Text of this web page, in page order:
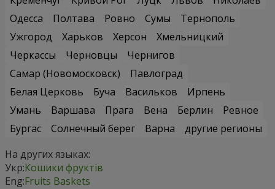
Одесса
Полтава Ровно Сумы
Тернополь
Ужгород
Харьков Херсон
Хмельницкий
Черкассы
Черновцы
Чернигов
Самар (Новомосковск)
Павлоград
Белая Церковь
Буча Васильков
Ирпень
Умань
Варшава Прага Вена Берлин
Ревное
Бургас
Солнечный берег Варна
другие регионы
На других языках:
Укр:Кошики фруктів
Eng:Fruits Baskets